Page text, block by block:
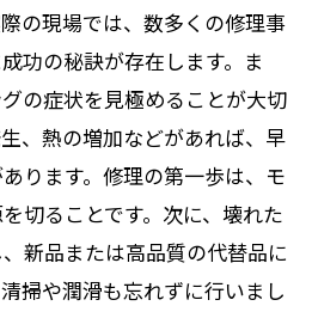
の現場では、数多くの修理事
功の秘訣が存在します。ま
の症状を見極めることが大切
、熱の増加などがあれば、早
ります。修理の第一歩は、モ
切ることです。次に、壊れた
新品または高品質の代替品に
掃や潤滑も忘れずに行いまし